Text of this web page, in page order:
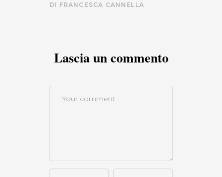
DI FRANCESCA CANNELLA
Lascia un commento